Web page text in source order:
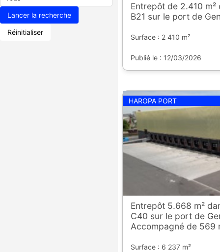
Réinitialiser
Entrepôt de 2.410 m²
B21 sur le port de
Surface : 2 410 m²
Publié le : 12/03/2026
HAROPA PORT
Entrepôt 5.668 m²
C40 sur le port de
Accompagné de 569
Surface : 6 237 m²